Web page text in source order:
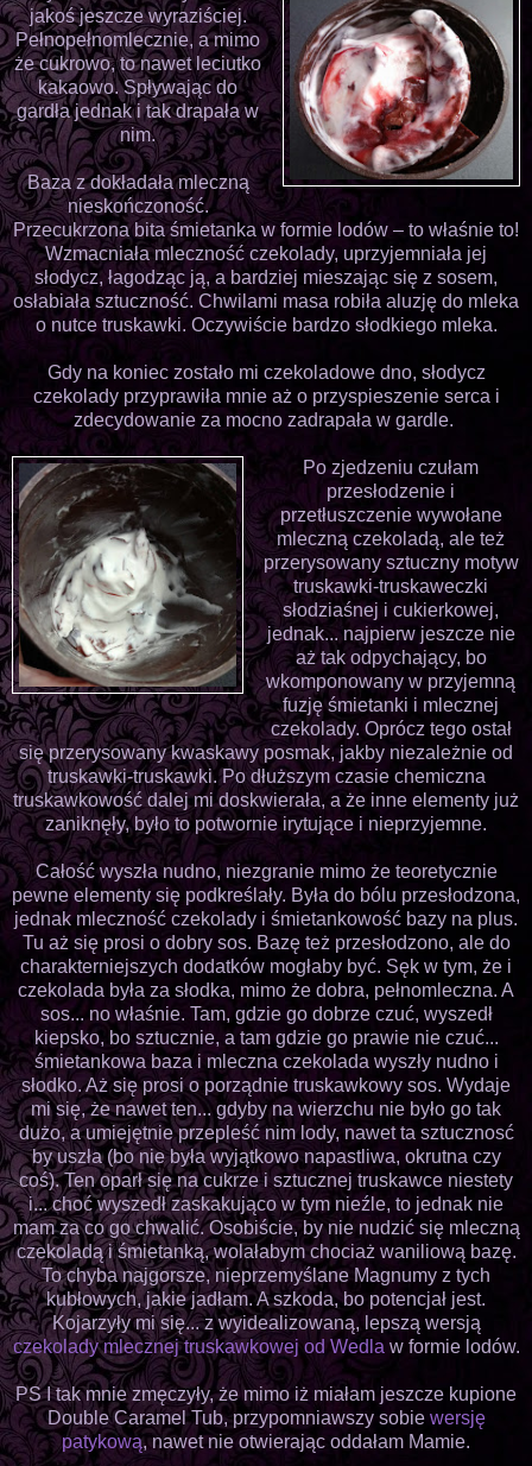
jakoś jeszcze wyraziściej.
Pełnopełnomlecznie, a mimo
że cukrowo, to nawet leciutko
kakaowo. Spływając do
gardła jednak i tak drapała w
nim.
Baza z dokładała mleczną
nieskończoność.
Przecukrzona bita śmietanka w formie lodów – to właśnie to!
Wzmacniała mleczność czekolady, uprzyjemniała jej
słodycz, łagodząc ją, a bardziej mieszając się z sosem,
osłabiała sztuczność. Chwilami masa robiła aluzję do mleka
o nutce truskawki. Oczywiście bardzo słodkiego mleka.
Gdy na koniec zostało mi czekoladowe dno, słodycz
czekolady przyprawiła mnie aż o przyspieszenie serca i
zdecydowanie za mocno zadrapała w gardle.
Po zjedzeniu czułam
przesłodzenie i
przetłuszczenie wywołane
mleczną czekoladą, ale też
przerysowany sztuczny motyw
truskawki-truskaweczki
słodziaśnej i cukierkowej,
jednak... najpierw jeszcze nie
aż tak odpychający, bo
wkomponowany w przyjemną
fuzję śmietanki i mlecznej
czekolady. Oprócz tego ostał
się przerysowany kwaskawy posmak, jakby niezależnie od
truskawki-truskawki. Po dłuższym czasie chemiczna
truskawkowość dalej mi doskwierała, a że inne elementy już
zaniknęły, było to potwornie irytujące i nieprzyjemne.
Całość wyszła nudno, niezgranie mimo że teoretycznie
pewne elementy się podkreślały. Była do bólu przesłodzona,
jednak mleczność czekolady i śmietankowość bazy na plus.
Tu aż się prosi o dobry sos. Bazę też przesłodzono, ale do
charakterniejszych dodatków mogłaby być. Sęk w tym, że i
czekolada była za słodka, mimo że dobra, pełnomleczna. A
sos... no właśnie. Tam, gdzie go dobrze czuć, wyszedł
kiepsko, bo sztucznie, a tam gdzie go prawie nie czuć...
śmietankowa baza i mleczna czekolada wyszły nudno i
słodko. Aż się prosi o porządnie truskawkowy sos. Wydaje
mi się, że nawet ten... gdyby na wierzchu nie było go tak
dużo, a umiejętnie przepleść nim lody, nawet ta sztucznosć
by uszła (bo nie była wyjątkowo napastliwa, okrutna czy
coś). Ten oparł się na cukrze i sztucznej truskawce niestety
i... choć wyszedł zaskakująco w tym nieźle, to jednak nie
mam za co go chwalić. Osobiście, by nie nudzić się mleczną
czekoladą i śmietanką, wolałabym chociaż waniliową bazę.
To chyba najgorsze, nieprzemyślane Magnumy z tych
kubłowych, jakie jadłam. A szkoda, bo potencjał jest.
Kojarzyły mi się... z wyidealizowaną, lepszą wersją
czekolady mlecznej truskawkowej od Wedla w formie lodów.
PS I tak mnie zmęczyły, że mimo iż miałam jeszcze kupione
Double Caramel Tub, przypomniawszy sobie wersję
patykową, nawet nie otwierając oddałam Mamie.